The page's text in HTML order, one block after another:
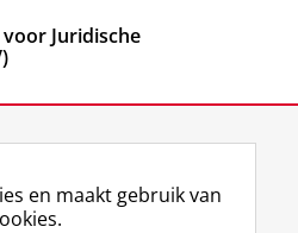
Juridische
en maakt gebruik van